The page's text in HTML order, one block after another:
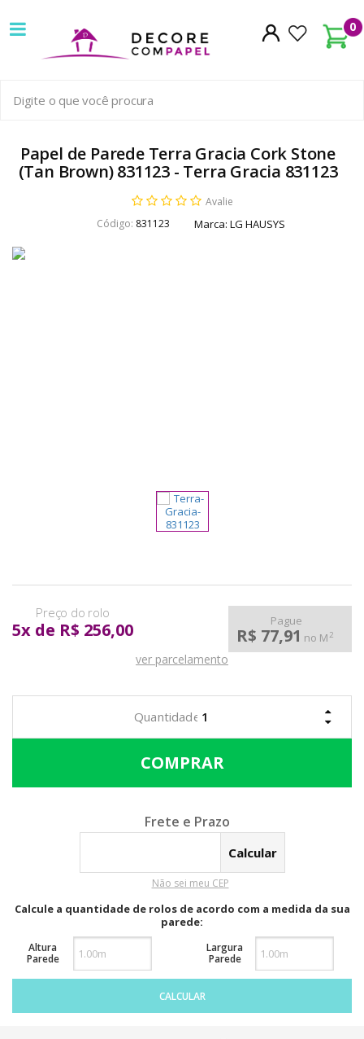
0
Decore
com
papel
pioneira
em
venda
Papel de Parede Terra Gracia Cork Stone
(Tan Brown) 831123 - Terra Gracia 831123
Avalie
Código: 831123 Marca: LG HAUSYS
5x de R$ 256,00 Pague
R$ 77,91 no M2
ver parcelamento
Calcular o Frete
Não sei meu CEP
Calcule a quantidade de rolos de acordo com a medida da sua
parede:
Altura
Parede
Largura
Parede
CALCULAR